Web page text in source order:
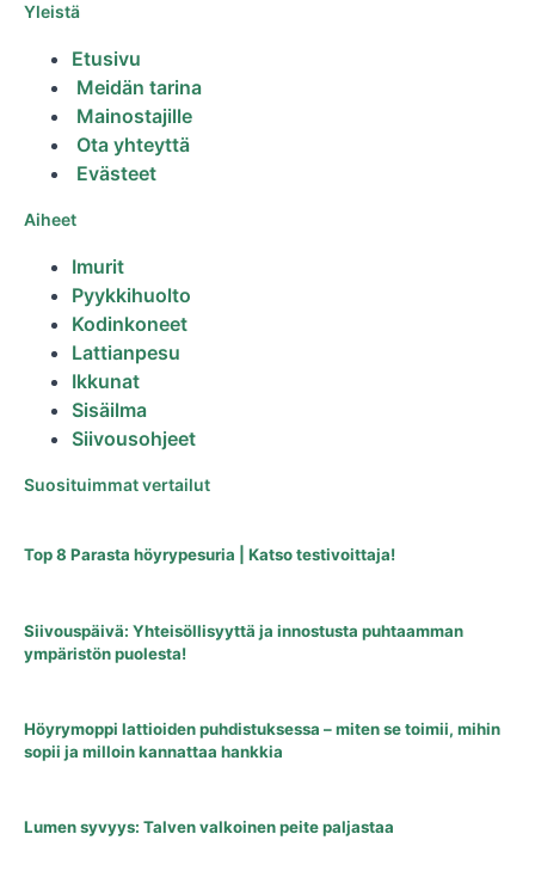
Yleistä
Etusivu
Meidän tarina
Mainostajille
Ota yhteyttä
Evästeet
Aiheet
Imurit
Pyykkihuolto
Kodinkoneet
Lattianpesu
Ikkunat
Sisäilma
Siivousohjeet
Suosituimmat vertailut
Top 8 Parasta höyrypesuria | Katso testivoittaja!
Siivouspäivä: Yhteisöllisyyttä ja innostusta puhtaamman
ympäristön puolesta!
Höyrymoppi lattioiden puhdistuksessa – miten se toimii, mihin
sopii ja milloin kannattaa hankkia
Lumen syvyys: Talven valkoinen peite paljastaa